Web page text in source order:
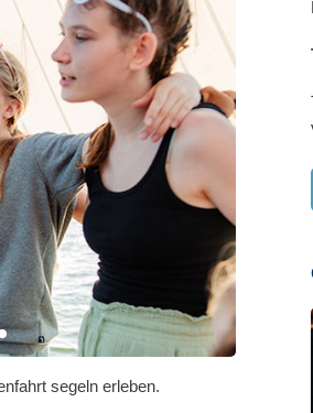
segeln erleben.